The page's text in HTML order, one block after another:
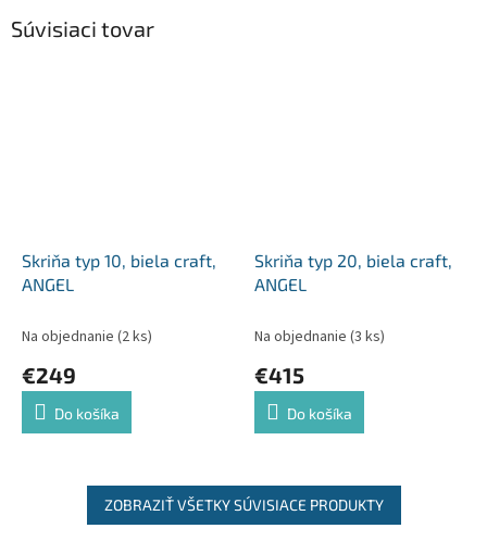
Súvisiaci tovar
Skriňa typ 10, biela craft,
ANGEL
Na objednanie (2 ks)
€249
Do košíka
Skriňa typ 20, biela craft,
ANGEL
Na objednanie (3 ks)
€415
Do košíka
ZOBRAZIŤ VŠETKY SÚVISIACE PRODUKTY